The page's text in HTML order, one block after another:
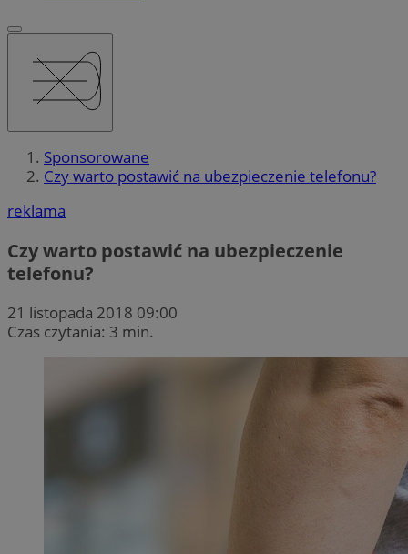
Sponsorowane
Czy warto postawić na ubezpieczenie telefonu?
reklama
Czy warto postawić na ubezpieczenie
telefonu?
21 listopada 2018 09:00
Czas czytania: 3 min.